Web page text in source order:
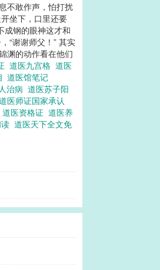
不敢作声，怕打扰
坐下，口里还要
成钢的眼神这才和
“谢谢师父！” 其实
渊的动作看在他们
道医九宫格 道医
道医馆笔记
治病 道医苏子阳
医师证国家承认
道医资格证 道医养
道医天下全文免